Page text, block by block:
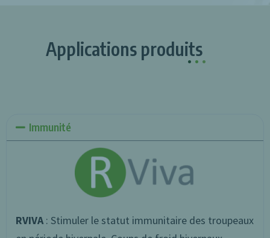
Applications produits
...
Immunité
RVIVA : Stimuler le statut immunitaire des troupeaux